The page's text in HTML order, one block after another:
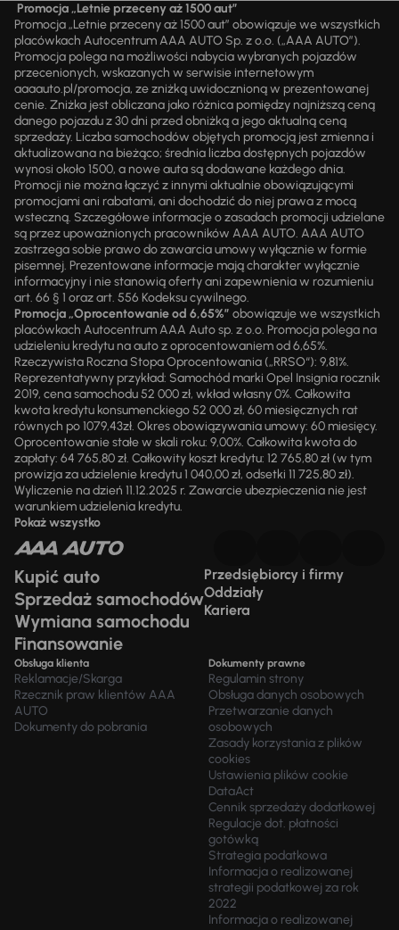
Promocja „Letnie przeceny aż 1500 aut”
Promocja „Letnie przeceny aż 1500 aut” obowiązuje we wszystkich
placówkach Autocentrum AAA AUTO Sp. z o.o. („AAA AUTO”).
Promocja polega na możliwości nabycia wybranych pojazdów
przecenionych, wskazanych w serwisie internetowym
aaaauto.pl/promocja, ze zniżką uwidocznioną w prezentowanej
cenie. Zniżka jest obliczana jako różnica pomiędzy najniższą ceną
danego pojazdu z 30 dni przed obniżką a jego aktualną ceną
sprzedaży. Liczba samochodów objętych promocją jest zmienna i
aktualizowana na bieżąco; średnia liczba dostępnych pojazdów
wynosi około 1500, a nowe auta są dodawane każdego dnia.
Promocji nie można łączyć z innymi aktualnie obowiązującymi
promocjami ani rabatami, ani dochodzić do niej prawa z mocą
wsteczną. Szczegółowe informacje o zasadach promocji udzielane
są przez upoważnionych pracowników AAA AUTO. AAA AUTO
zastrzega sobie prawo do zawarcia umowy wyłącznie w formie
pisemnej. Prezentowane informacje mają charakter wyłącznie
informacyjny i nie stanowią oferty ani zapewnienia w rozumieniu
art. 66 § 1 oraz art. 556 Kodeksu cywilnego.
Promocja „Oprocentowanie od 6,65%” obowiązuje we wszystkich
placówkach Autocentrum AAA Auto sp. z o.o. Promocja polega na
udzieleniu kredytu na auto z oprocentowaniem od 6,65%.
Rzeczywista Roczna Stopa Oprocentowania („RRSO“): 9,81%.
Reprezentatywny przykład: Samochód marki Opel Insignia rocznik
2019, cena samochodu 52 000 zł, wkład własny 0%. Całkowita
kwota kredytu konsumenckiego 52 000 zł, 60 miesięcznych rat
równych po 1079,43zł. Okres obowiązywania umowy: 60 miesięcy.
Oprocentowanie stałe w skali roku: 9,00%. Całkowita kwota do
zapłaty: 64 765,80 zł. Całkowity koszt kredytu: 12 765,80 zł (w tym
prowizja za udzielenie kredytu 1 040,00 zł, odsetki 11 725,80 zł).
Wyliczenie na dzień 11.12.2025 r. Zawarcie ubezpieczenia nie jest
warunkiem udzielenia kredytu.
Pokaż wszystko
Kupić auto
Sprzedaż samochodów
Wymiana samochodu
Finansowanie
Przedsiębiorcy i firmy
Oddziały
Kariera
Obsługa klienta
Reklamacje/Skarga
Rzecznik praw klientów AAA
AUTO
Dokumenty do pobrania
Dokumenty prawne
Regulamin strony
Obsługa danych osobowych
Przetwarzanie danych
osobowych
Zasady korzystania z plików
cookies
Ustawienia plików cookie
DataAct
Cennik sprzedaży dodatkowej
Regulacje dot. płatności
gotówką
Strategia podatkowa
Informacja o realizowanej
strategii podatkowej za rok
2022
Informacja o realizowanej